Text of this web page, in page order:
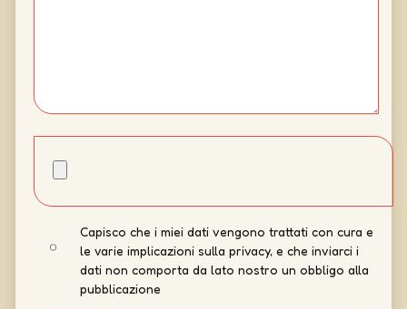
Capisco che i miei dati vengono trattati con cura e
le varie implicazioni sulla privacy, e che inviarci i
dati non comporta da lato nostro un obbligo alla
pubblicazione